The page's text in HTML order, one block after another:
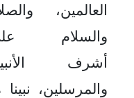
العالمين،
والسلام
أشرف
والمرسلين،